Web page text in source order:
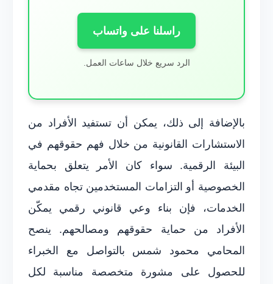
راسلنا على واتساب
الرد سريع خلال ساعات العمل.
بالإضافة إلى ذلك، يمكن أن تستفيد الأفراد من
الاستشارات القانونية من خلال فهم حقوقهم في
البيئة الرقمية. سواء كان الأمر يتعلق بحماية
الخصوصية أو التزامات المستخدمين تجاه مقدمي
الخدمات، فإن بناء وعي قانوني رقمي يمكّن
الأفراد من حماية حقوقهم ومصالحهم. ينصح
المحامي محمود شمس بالتواصل مع الخبراء
للحصول على مشورة متخصصة مناسبة لكل